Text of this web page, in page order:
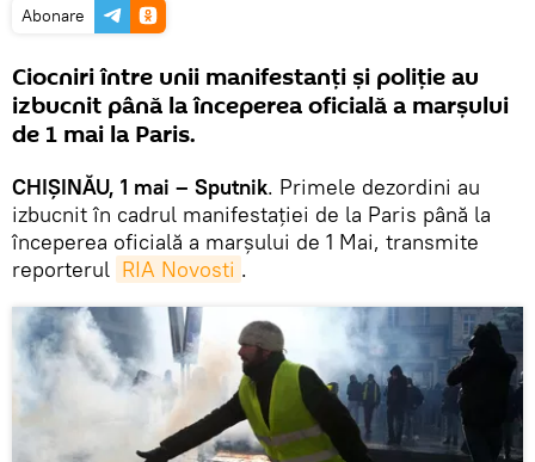
Abonare
Ciocniri între unii manifestanți și poliție au
izbucnit până la începerea oficială a marșului
de 1 mai la Paris.
CHIȘINĂU, 1 mai – Sputnik. Primele dezordini au
izbucnit în cadrul manifestației de la Paris până la
începerea oficială a marșului de 1 Mai, transmite
reporterul RIA Novosti .